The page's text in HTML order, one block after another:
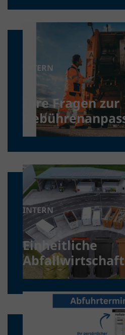
INTERN
Ihre Fragen zur
Harmonisierung
INTERN
Einheitliche
im Bezirk